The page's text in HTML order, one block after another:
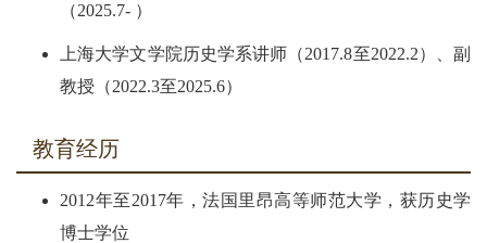
（2025.7- ）
上海大学文学院历史学系讲师（2017.8至2022.2）、副
教授（2022.3至2025.6）
教育经历
2012年至2017年，法国里昂高等师范大学，获历史学
博士学位